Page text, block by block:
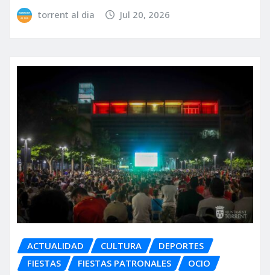
torrent al dia Jul 20, 2026
ACTUALIDAD CULTURA
DEPORTES
FIESTAS
FIESTAS PATRONALES OCIO